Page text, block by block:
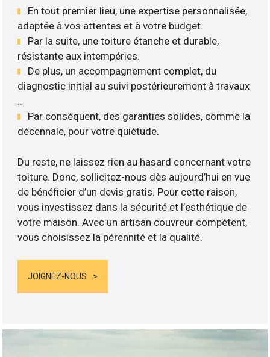
En tout premier lieu, une expertise personnalisée,
adaptée à vos attentes et à votre budget.
Par la suite, une toiture étanche et durable,
résistante aux intempéries.
De plus, un accompagnement complet, du
diagnostic initial au suivi postérieurement à travaux
..
Par conséquent, des garanties solides, comme la
décennale, pour votre quiétude.
Du reste, ne laissez rien au hasard concernant votre
toiture. Donc, sollicitez-nous dès aujourd’hui en vue
de bénéficier d’un devis gratis. Pour cette raison,
vous investissez dans la sécurité et l’esthétique de
votre maison. Avec un artisan couvreur compétent,
vous choisissez la pérennité et la qualité.
JOIGNEZ-NOUS